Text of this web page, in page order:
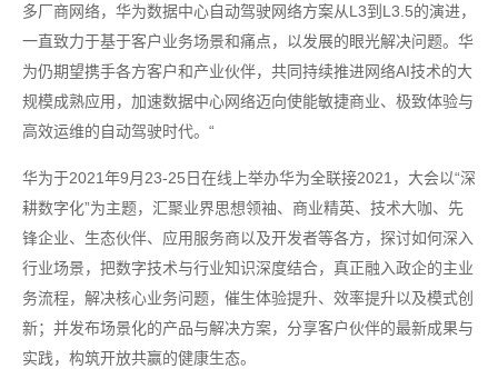
多厂商网络，华为数据中心自动驾驶网络方案从L3到L3.5的演进，
一直致力于基于客户业务场景和痛点，以发展的眼光解决问题。华
为仍期望携手各方客户和产业伙伴，共同持续推进网络AI技术的大
规模成熟应用，加速数据中心网络迈向使能敏捷商业、极致体验与
高效运维的自动驾驶时代。“
华为于2021年9月23-25日在线上举办华为全联接2021，大会以“深
耕数字化”为主题，汇聚业界思想领袖、商业精英、技术大咖、先
锋企业、生态伙伴、应用服务商以及开发者等各方，探讨如何深入
行业场景，把数字技术与行业知识深度结合，真正融入政企的主业
务流程，解决核心业务问题，催生体验提升、效率提升以及模式创
新；并发布场景化的产品与解决方案，分享客户伙伴的最新成果与
实践，构筑开放共赢的健康生态。